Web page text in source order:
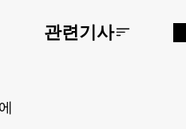
관련기사